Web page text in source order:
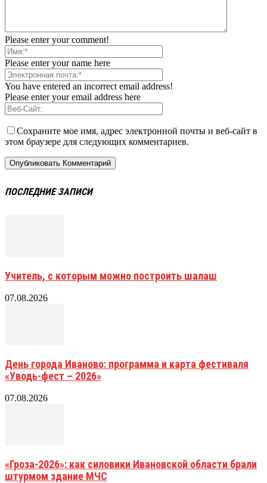
Please enter your comment!
Please enter your name here
You have entered an incorrect email address!
Please enter your email address here
Сохраните мое имя, адрес электронной почты и веб-сайт в
этом браузере для следующих комментариев.
ПОСЛЕДНИЕ ЗАПИСИ
Учитель, с которым можно построить шалаш
07.08.2026
День города Иваново: программа и карта фестиваля
«Уводь-фест – 2026»
07.08.2026
«Гроза-2026»: как силовики Ивановской области брали
штурмом здание МЧС